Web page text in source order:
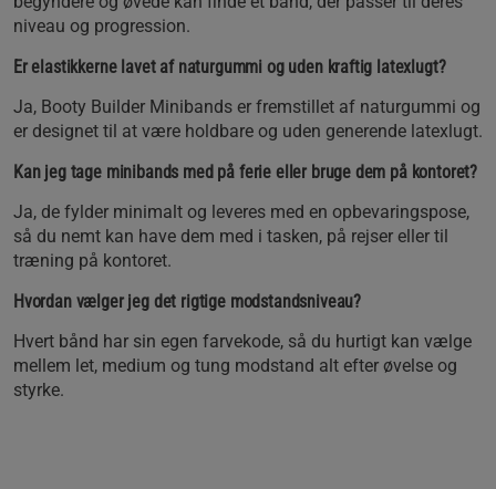
niveau og progression.
Er elastikkerne lavet af naturgummi og uden kraftig latexlugt?
Ja, Booty Builder Minibands er fremstillet af naturgummi og
er designet til at være holdbare og uden generende latexlugt.
Kan jeg tage minibands med på ferie eller bruge dem på kontoret?
Ja, de fylder minimalt og leveres med en opbevaringspose,
så du nemt kan have dem med i tasken, på rejser eller til
træning på kontoret.
Hvordan vælger jeg det rigtige modstandsniveau?
Hvert bånd har sin egen farvekode, så du hurtigt kan vælge
mellem let, medium og tung modstand alt efter øvelse og
styrke.